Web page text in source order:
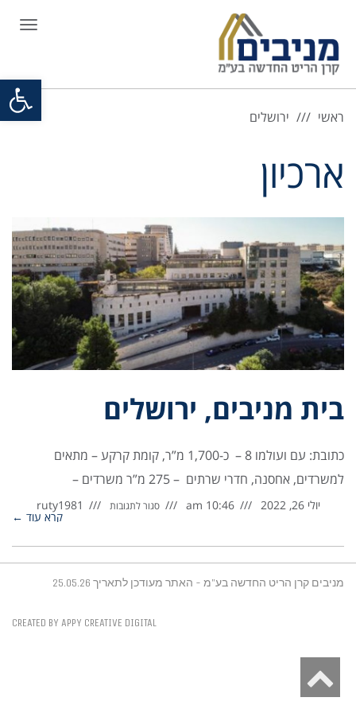
פתח
ראשי ירושלים
ארכיון
בית מניבים, ירושלים
כתובת: עם ועולמו 8 – כ-1,700 מ”ר, קומת קרקע – מתאים
למשרדים, אחסנה, חדרי שרתים – 275 מ”ר משרדים –
יולי 26, 2022 10:46 am סגור לתגובות ruty1981
קרא עוד ←
מניבים קרן הריט החדשה בע"מ - האתר מעודכן לתאריך 25.05.26
CREATED BY APPY CREATIVE DIGITAL
לראש